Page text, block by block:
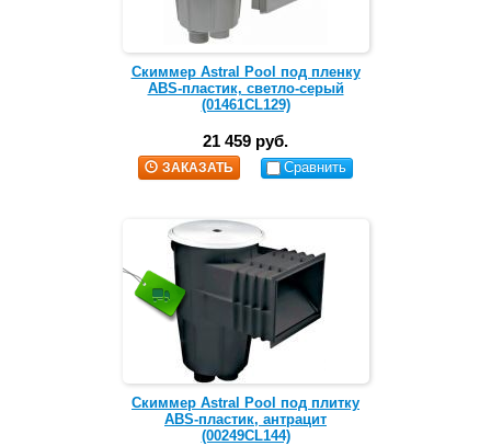
Скиммер Astral Pool под пленку
ABS-пластик, светло-серый
(01461CL129)
21 459 руб.
ЗАКАЗАТЬ Сравнить
Скиммер Astral Pool под плитку
ABS-пластик, антрацит
(00249CL144)